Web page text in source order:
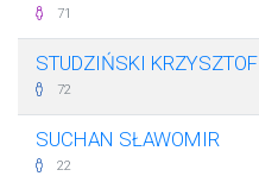
71
STUDZIŃSKI KRZYSZTOF
72
SUCHAN SŁAWOMIR
22